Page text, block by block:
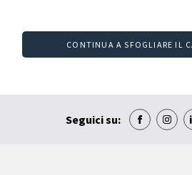
CONTINUA A SFOGLIARE IL
Seguici su: